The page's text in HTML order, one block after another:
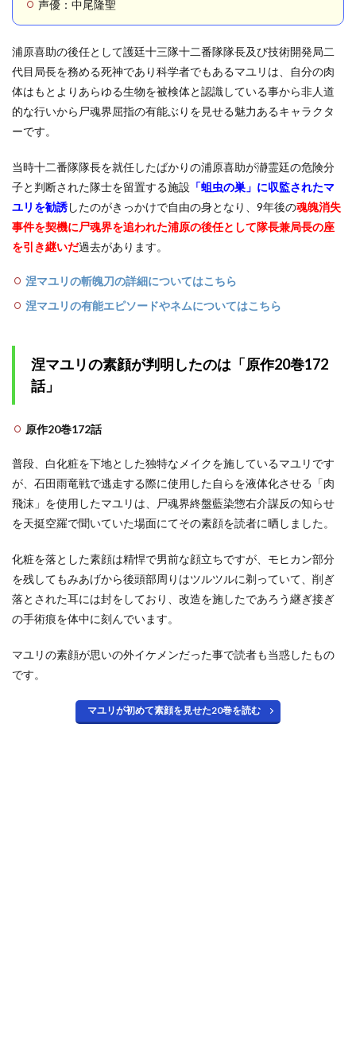
衣装
とメ
の変
遷
1.2.1
尸魂界
メイク
1.2.2
破面偏
のマユ
タンカ
風？
1.2.3
七三分
千年血
戦編序
に二又
に反り
返った
棘があ
る
千年血
戦編中
盤は全
身が光
ってい
人間
戦編後
期は頭
声優：中尾隆聖
浦原喜助の後任として護廷十三隊十二番隊隊長及び技術開発局二
代目局長を務める死神であり科学者でもあるマユリは、自分の肉
体はもとよりあらゆる生物を被検体と認識している事から非人道
的な行いから尸魂界屈指の有能ぶりを見せる魅力あるキャラクタ
ーです。
当時十二番隊隊長を就任したばかりの浦原喜助が瀞霊廷の危険分
子と判断された隊士を留置する施設 「蛆虫の巣」に収監されたマ
ユリを勧誘したのがきっかけで自由の身となり、9年後の魂魄消失
事件を契機に尸魂界を追われた浦原の後任として隊長兼局長の座
を引き継いだ過去があります。
涅マユリの斬魄刀の詳細についてはこちら
涅マユリの有能エピソードやネムについてはこちら
涅マユリの素顔が判明したのは「原作20巻172
話」
原作20巻172話
普段、白化粧を下地とした独特なメイクを施しているマユリです
が、石田雨竜戦で逃走する際に使用した自らを液体化させる「肉
飛沫」を使用したマユリは、尸魂界終盤藍染惣右介謀反の知らせ
を天挺空羅で聞いていた場面にてその素顔を読者に晒しました。
化粧を落とした素顔は精悍で男前な顔立ちですが、モヒカン部分
を残してもみあげから後頭部周りはツルツルに剃っていて、削ぎ
落とされた耳には封をしており、改造を施したであろう継ぎ接ぎ
の手術痕を体中に刻んでいます。
マユリの素顔が思いの外イケメンだった事で読者も当惑したもの
です。
マユリが初めて素顔を見せた20巻を読む